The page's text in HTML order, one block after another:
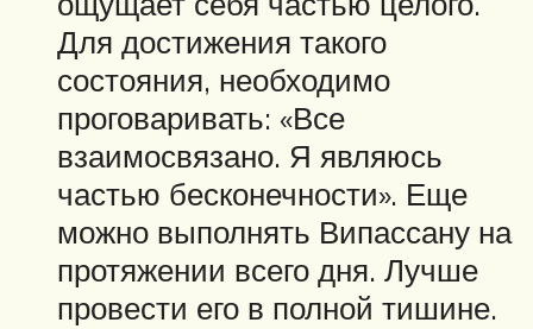
Для достижения такого
состояния, необходимо
проговаривать: «Все
взаимосвязано. Я являюсь
частью бесконечности». Еще
можно выполнять Випассану на
протяжении всего дня. Лучше
провести его в полной тишине.